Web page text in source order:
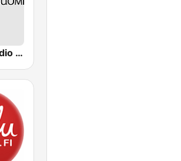
Yle Turku Radio Suomi